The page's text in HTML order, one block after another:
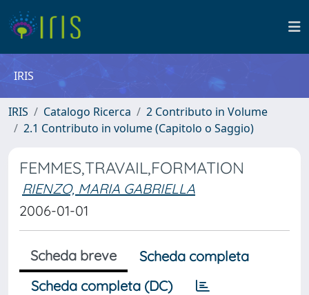
IRIS
IRIS Catalogo Ricerca
2 Contributo in Volume
2.1 Contributo in volume (Capitolo o Saggio)
FEMMES,TRAVAIL,FORMATION
RIENZO, MARIA GABRIELLA
2006-01-01
Scheda breve
Scheda completa
Scheda completa (DC)